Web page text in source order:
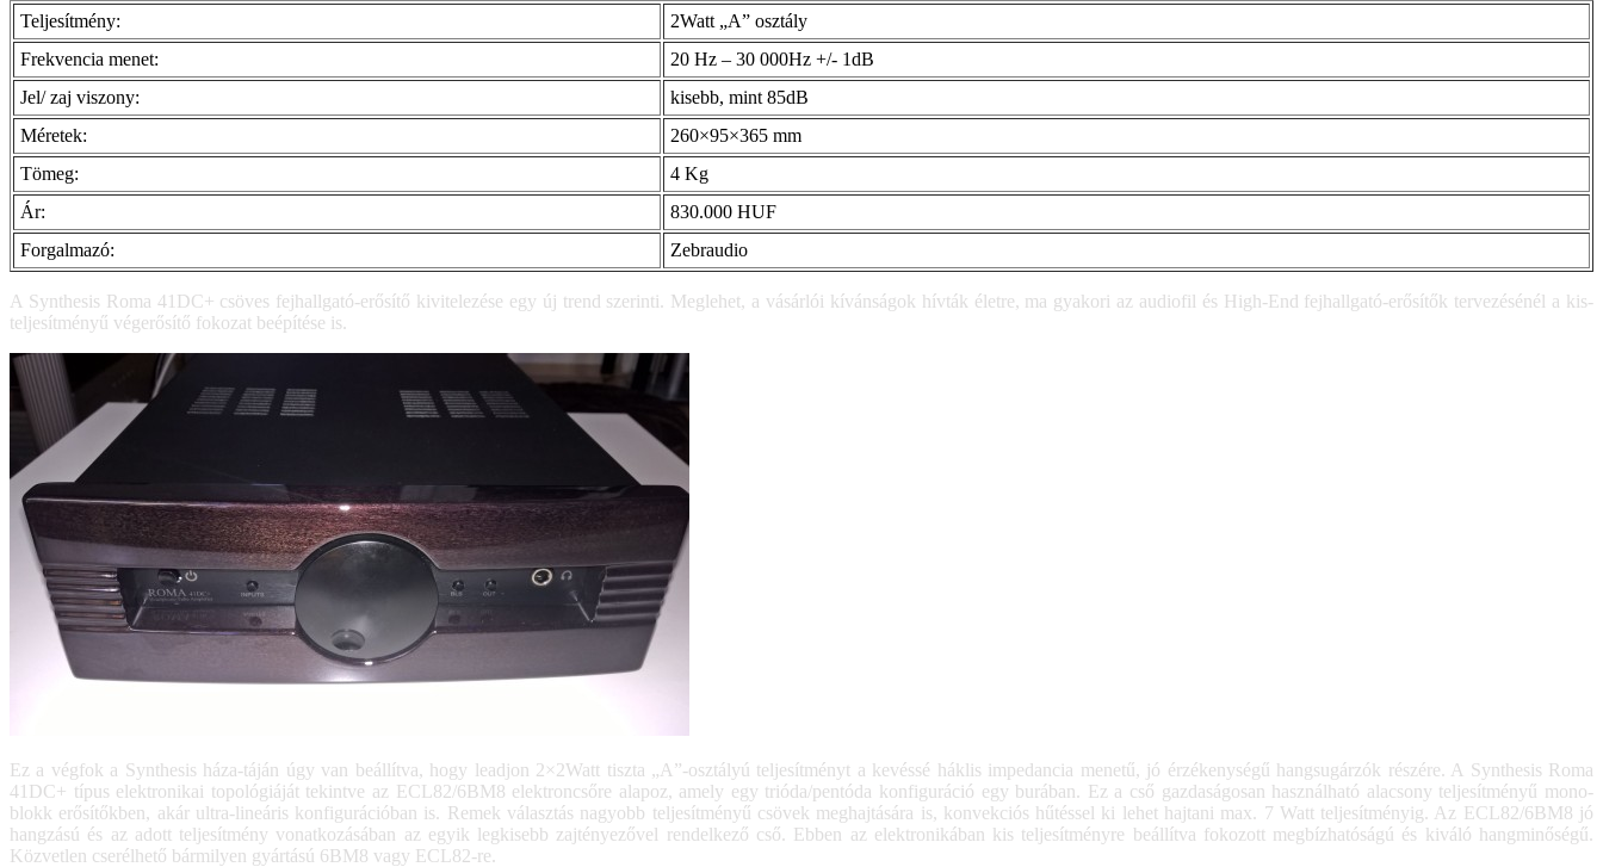
Teljesítmény:
2Watt „A” osztály
Frekvencia menet:
20 Hz – 30 000Hz +/- 1dB
Jel/ zaj viszony:
kisebb, mint 85dB
Méretek:
260×95×365 mm
Tömeg:
4 Kg
Ár:
830.000 HUF
Forgalmazó:
Zebraudio
A Synthesis Roma 41DC+ csöves fejhallgató-erősítő kivitelezése egy új trend szerinti. Meglehet, a vásárlói kívánságok hívták életre, ma gyakori az audiofil és High-End fejhallgató-erősítők tervezésénél a kis-
teljesítményű végerősítő fokozat beépítése is.
Ez a végfok a Synthesis háza-táján úgy van beállítva, hogy leadjon 2×2Watt tiszta „A”-osztályú teljesítményt a kevéssé háklis impedancia menetű, jó érzékenységű hangsugárzók részére. A Synthesis Roma
41DC+ típus elektronikai topológiáját tekintve az ECL82/6BM8 elektroncsőre alapoz, amely egy trióda/pentóda konfiguráció egy burában. Ez a cső gazdaságosan használható alacsony teljesítményű mono-
blokk erősítőkben, akár ultra-lineáris konfigurációban is. Remek választás nagyobb teljesítményű csövek meghajtására is, konvekciós hűtéssel ki lehet hajtani max. 7 Watt teljesítményig. Az ECL82/6BM8 jó
hangzású és az adott teljesítmény vonatkozásában az egyik legkisebb zajtényezővel rendelkező cső. Ebben az elektronikában kis teljesítményre beállítva fokozott megbízhatóságú és kiváló hangminőségű.
Közvetlen cserélhető bármilyen gyártású 6BM8 vagy ECL82-re.